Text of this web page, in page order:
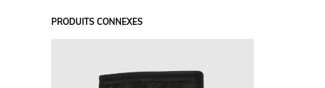
PRODUITS CONNEXES